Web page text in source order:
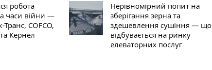
робота
часи війни —
Транс, COFCO,
Кернел
Нерівномірний попит на
зберігання зерна та
здешевлення сушіння — що
відбувається на ринку
елеваторних послуг